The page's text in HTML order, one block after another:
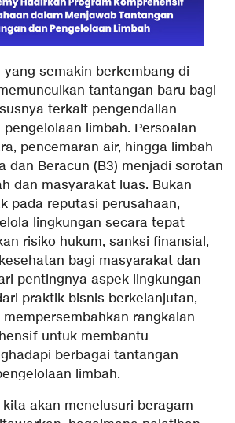
semakin berkembang di
tantangan baru bagi
terkait pengendalian
limbah. Persoalan
pencemaran air, hingga limbah
dan Beracun (B3) menjadi sorotan
dan masyarakat luas. Bukan
pada reputasi perusahaan,
lingkungan secara tepat
risiko hukum, sanksi finansial,
bagi masyarakat dan
pentingnya aspek lingkungan
praktik bisnis berkelanjutan,
mempersembahkan rangkaian
untuk membantu
berbagai tantangan
limbah.
akan menelusuri beragam